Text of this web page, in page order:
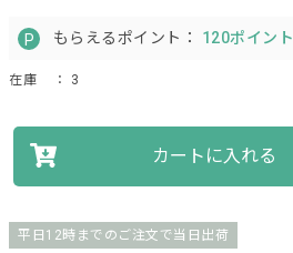
もらえるポイント： 120ポイント
在庫 ： 3
カートに入れる
平日12時までのご注文で当日出荷